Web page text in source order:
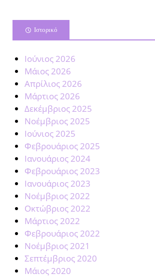
Ιστορικό
Ιούνιος 2026
Μάιος 2026
Απρίλιος 2026
Μάρτιος 2026
Δεκέμβριος 2025
Νοέμβριος 2025
Ιούνιος 2025
Φεβρουάριος 2025
Ιανουάριος 2024
Φεβρουάριος 2023
Ιανουάριος 2023
Νοέμβριος 2022
Οκτώβριος 2022
Μάρτιος 2022
Φεβρουάριος 2022
Νοέμβριος 2021
Σεπτέμβριος 2020
Μάιος 2020